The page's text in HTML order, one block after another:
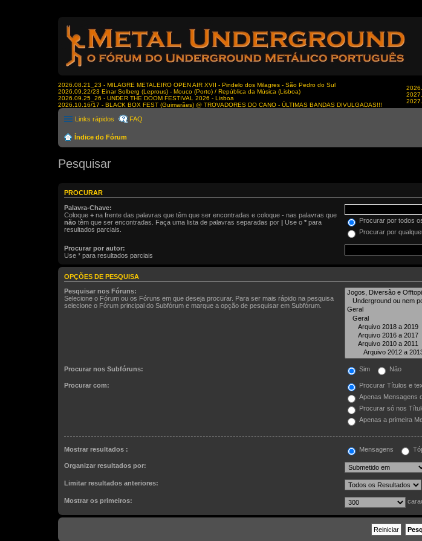
2026.08.21_23 - MILAGRE METALEIRO OPEN AIR XVII - Pindelo dos Milagres - São Pedro do Sul
2026.09.22/23 Einar Solberg (Leprous) - Mouco (Porto) / República da Música (Lisboa)
2026.09.25_26 - UNDER THE DOOM FESTIVAL 2026 - Lisboa
2026.10.16/17 - BLACK BOX FEST (Guimarães) @ TROVADORES DO CANO - ÚLTIMAS BANDAS DIVULGADAS!!!
Links rápidos FAQ
Índice do Fórum
Pesquisar
PROCURAR
Palavra-Chave:
Coloque + na frente das palavras que têm que ser encontradas e coloque - nas palavras que
não têm que ser encontradas. Faça uma lista de palavras separadas por | Use o * para
resultados parciais.
Procurar por todos
Procurar por
Procurar por autor:
Use * para resultados parciais
OPÇÕES DE PESQUISA
Pesquisar nos Fóruns:
Selecione o Fórum ou os Fóruns em que deseja procurar. Para ser mais rápido na pesquisa
selecione o Fórum principal do Subfórum e marque a opção de pesquisar em Subfórum.
Procurar nos Subfóruns: Sim Não
Procurar com:
Procurar Títulos e
Apenas Mensagens
Procurar só nos
Apenas a primeira
Mostrar resultados : Mensagens
Organizar resultados por:
Limitar resultados anteriores:
Mostrar os primeiros: